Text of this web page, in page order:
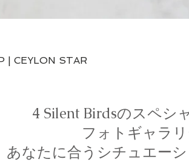
| CEYLON STAR
4 Silent Birdsのスペシ
フォトギャラ
あなたに合うシチュエー